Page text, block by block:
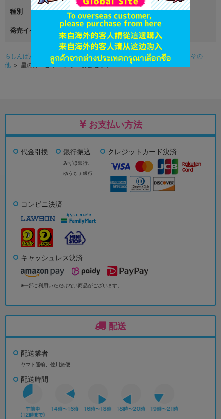
種別 その他
発売イベント
らしんばんオンライン（アニメ系グッズ中古販売）TOP>グッズ
その
他 > 星のカービィ バンブー食器セット
お支払い方法
代金引換 銀行振込
みずほ銀行、
ゆうちょ銀行
クレジットカード決済
コンビニ決済
キャッシュレス決済
※一部ご利用いただけない商品がございます。
配送
配送業者
ヤマト運輸、佐川急便
配送時間